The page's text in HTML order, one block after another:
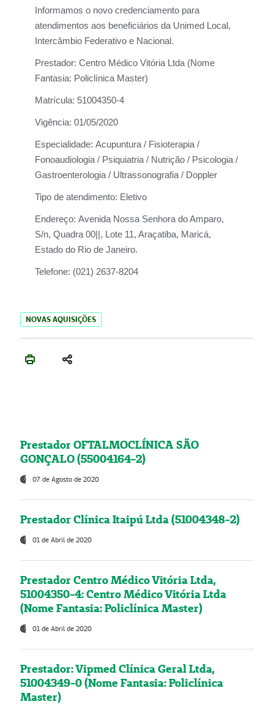
Informamos o novo credenciamento para
atendimentos aos beneficiários da Unimed Local,
Intercâmbio Federativo e Nacional.
Prestador: Centro Médico Vitória Ltda (Nome
Fantasia: Policlínica Master)
Matrícula: 51004350-4
Vigência: 01/05/2020
Especialidade: Acupuntura / Fisioterapia /
Fonoaudiologia / Psiquiatria / Nutrição / Psicologia /
Gastroenterologia / Ultrassonografia / Doppler
Tipo de atendimento: Eletivo
Endereço: Avenida Nossa Senhora do Amparo,
S/n, Quadra 00||, Lote 11, Araçatiba, Maricá,
Estado do Rio de Janeiro.
Telefone: (021) 2637-8204
NOVAS AQUISIÇÕES
Prestador OFTALMOCLÍNICA SÃO
GONÇALO (55004164-2)
07 de Agosto de 2020
Prestador Clínica Itaipú Ltda (51004348-2)
01 de Abril de 2020
Prestador Centro Médico Vitória Ltda,
51004350-4: Centro Médico Vitória Ltda
(Nome Fantasia: Policlínica Master)
01 de Abril de 2020
Prestador: Vipmed Clínica Geral Ltda,
51004349-0 (Nome Fantasia: Policlínica
Master)